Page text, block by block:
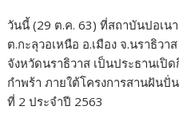
k
วันนี้ (29 ต.ค. 63) ที่สถาบันปอเน
ต.กะลุวอเหนือ อ.เมือง จ.นราธิว
จังหวัดนราธิวาส เป็นประธานเปิ
กำพร้า ภายใต้โครงการสานฝันปั่
ที่ 2 ประจำปี 2563